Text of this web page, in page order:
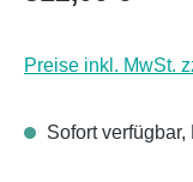
Preise inkl. MwSt.
Sofort